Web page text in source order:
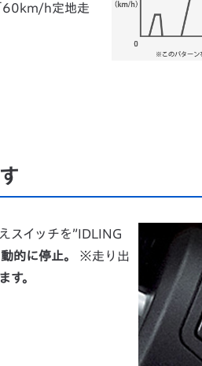
60km/h定地走
スイッチを”IDLING
的に停止。
※走り出
す。